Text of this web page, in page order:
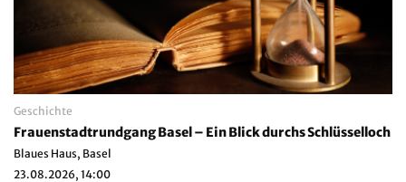
Geschichte
Frauenstadtrundgang Basel – Ein Blick durchs Schlüsselloch
Blaues Haus, Basel
23.08.2026, 14:00